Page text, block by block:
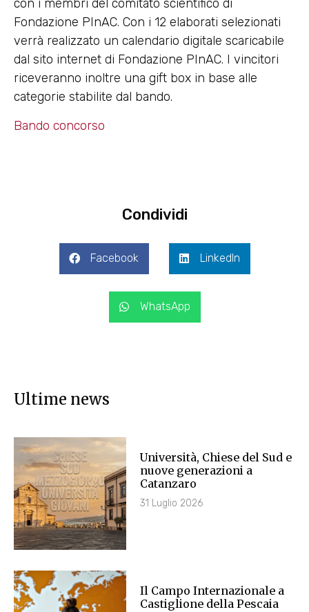
con i membri del comitato scientifico di
Fondazione PInAC. Con i 12 elaborati selezionati
verrà realizzato un calendario digitale scaricabile
dal sito internet di Fondazione PInAC. I vincitori
riceveranno inoltre una gift box in base alle
categorie stabilite dal bando.
Bando concorso
Condividi
Facebook LinkedIn
WhatsApp
Ultime news
Università, Chiese del Sud e
nuove generazioni a
Catanzaro
31 Luglio 2026
Il Campo Internazionale a
Castiglione della Pescaia